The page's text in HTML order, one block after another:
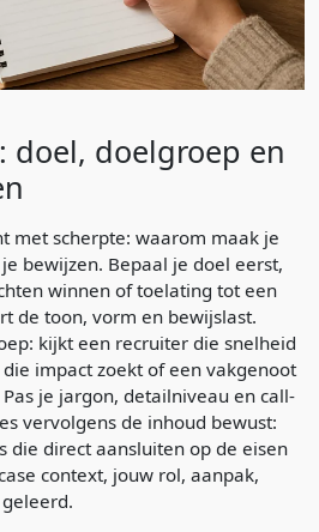
doel, doelgroep en
met scherpte: waarom maak je
bewijzen. Bepaal je doel eerst,
winnen of toelating tot een
de toon, vorm en bewijslast.
kijkt een recruiter die snelheid
impact zoekt of een vakgenoot
je jargon, detailniveau en call-
vervolgens de inhoud bewust:
die direct aansluiten op de eisen
context, jouw rol, aanpak,